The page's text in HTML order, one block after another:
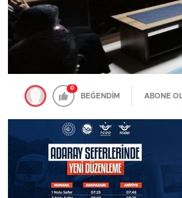
0
BEĞENDİM ABONE